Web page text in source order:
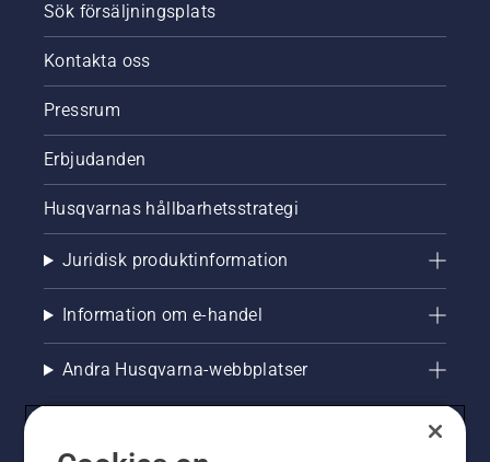
Sök försäljningsplats
Kontakta oss
Pressrum
Erbjudanden
Husqvarnas hållbarhetsstrategi
Juridisk produktinformation
Information om e-handel
Andra Husqvarna-webbplatser